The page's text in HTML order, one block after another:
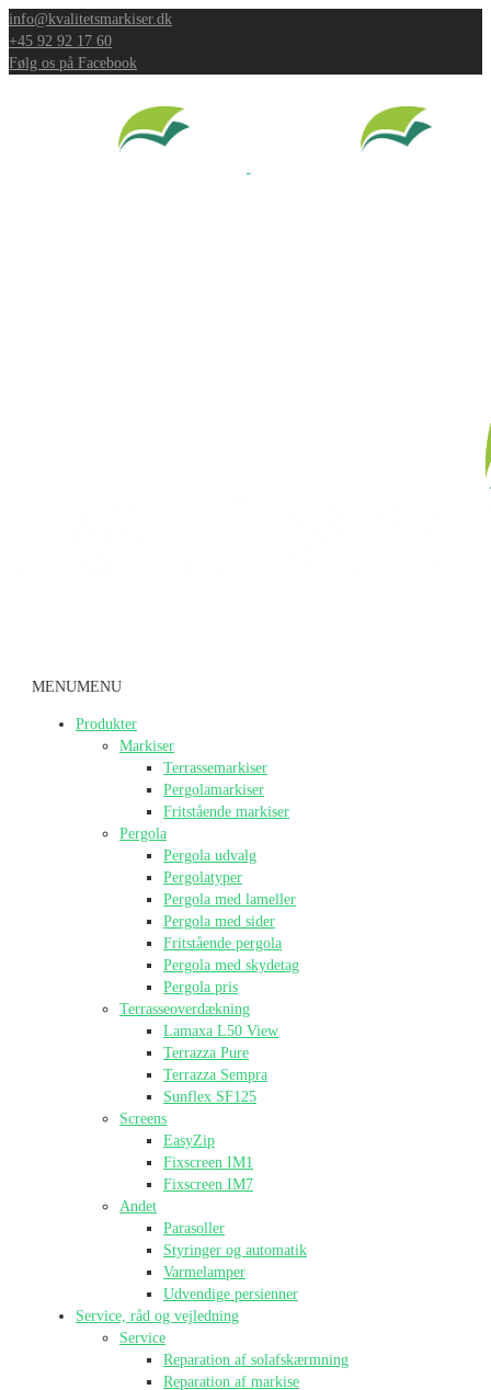
info@kvalitetsmarkiser.dk
+45 92 92 17 60
Følg os på Facebook
MENUMENU
Produkter
Markiser
Terrassemarkiser
Pergolamarkiser
Fritstående markiser
Pergola
Pergola udvalg
Pergolatyper
Pergola med lameller
Pergola med sider
Fritstående pergola
Pergola med skydetag
Pergola pris
Terrasseoverdækning
Lamaxa L50 View
Terrazza Pure
Terrazza Sempra
Sunflex SF125
Screens
EasyZip
Fixscreen IM1
Fixscreen IM7
Andet
Parasoller
Styringer og automatik
Varmelamper
Udvendige persienner
Service, råd og vejledning
Service
Reparation af solafskærmning
Reparation af markise